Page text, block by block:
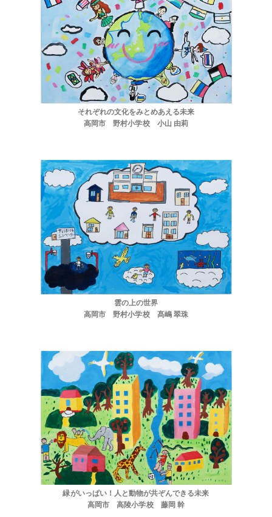
ほくげんこんシアター
それぞれの文化をみとめあえる未来
高岡市 野村小学校 小山 由莉
雲の上の世界
高岡市 野村小学校 髙嶋 翠珠
緑がいっぱい！人と動物が共ぞんできる未来
高岡市 高陵小学校 藤岡 幹